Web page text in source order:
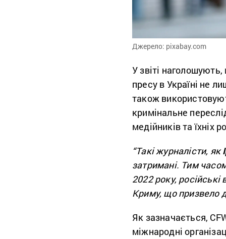
Джерело: pixabay.com
У звіті
пресу в Україні не
також
кримінальне
медійників та їхніх
“Такі журналісти, як
затримані. Тим
2022 року, російські
Криму, що призвело
Як зазначається,
міжнародні